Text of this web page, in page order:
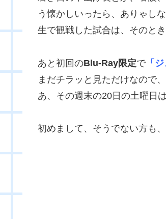
う懐かしいったら、ありゃしな
生で観戦した試合は、そのと
あと初回のBlu-Ray限定で「ジ
まだチラッと見ただけなので
あ、その週末の20日の土曜日は
初めまして、そうでない方も